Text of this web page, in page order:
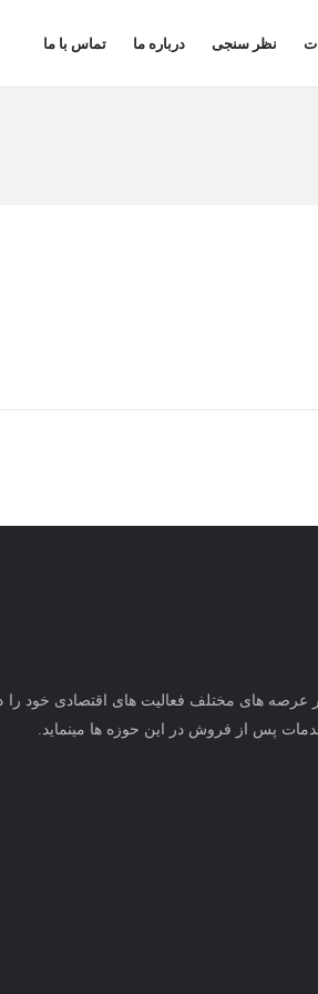
نظر سنجی درباره ما تماس با ما
های مختلف فعالیت های اقتصادی خود را
پس از فروش در این حوزه ها مینماید.